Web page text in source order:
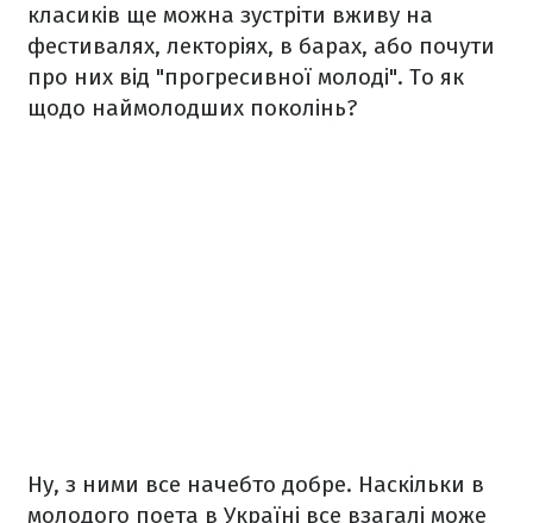
класиків ще можна зустріти вживу на
фестивалях, лекторіях, в барах, або почути
про них від "прогресивної молоді". То як
щодо наймолодших поколінь?
Ну, з ними все начебто добре. Наскільки в
молодого поета в Україні все взагалі може